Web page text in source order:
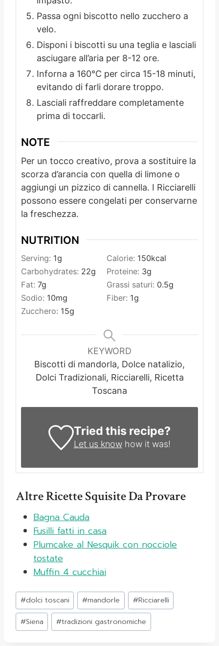
Passa ogni biscotto nello zucchero a
velo.
Disponi i biscotti su una teglia e lasciali
asciugare all’aria per 8-12 ore.
Inforna a 160°C per circa 15-18 minuti,
evitando di farli dorare troppo.
Lasciali raffreddare completamente
prima di toccarli.
NOTE
Per un tocco creativo, prova a sostituire la
scorza d’arancia con quella di limone o
aggiungi un pizzico di cannella. I Ricciarelli
possono essere congelati per conservarne
la freschezza.
NUTRITION
Serving: 1g Calorie: 150kcal
Carbohydrates: 22g Proteine: 3g
Fat: 7g Grassi saturi: 0.5g
Sodio: 10mg Fiber: 1g
Zucchero: 15g
KEYWORD
Biscotti di mandorla, Dolce natalizio,
Dolci Tradizionali, Ricciarelli, Ricetta
Toscana
Tried this recipe?
Let us knowhow it was!
Altre Ricette Squisite Da Provare
Bagna Cauda
Fusilli fatti in casa
Plumcake al Nesquik con nocciole
tostate
Muffin 4 cucchiai
Tag
articolo:
#dolci toscani #mandorle #Ricciarelli
#Siena #tradizioni gastronomiche